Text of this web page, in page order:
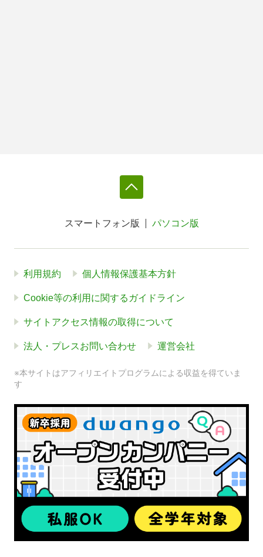
スマートフォン版 パソコン版
利用規約 個人情報保護基本方針
Cookie等の利用に関するガイドライン
サイトアクセス情報の取得について
法人・プレスお問い合わせ 運営会社
※本サイトはアフィリエイトプログラムによる収益を得ていま
す